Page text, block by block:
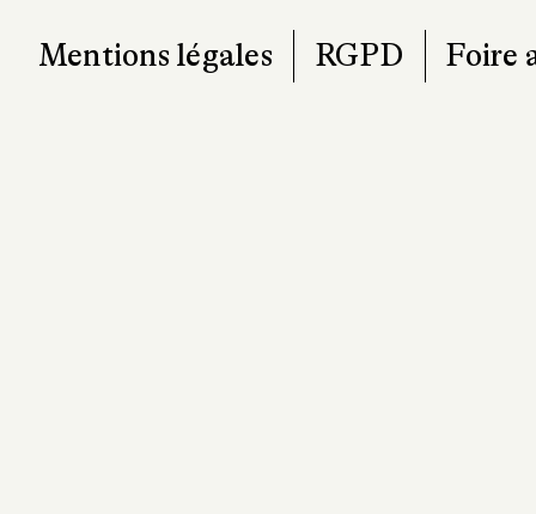
Mentions légales RGPD Foire